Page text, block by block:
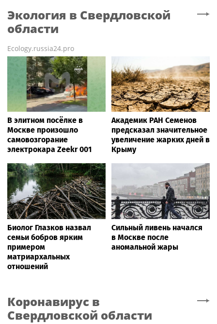
Экология в Свердловской
области
Ecology.russia24.pro
В элитном посёлке в
Москве произошло
самовозгорание
электрокара Zeekr 001
Академик РАН Семенов
предсказал значительное
увеличение жарких дней в
Крыму
Биолог Глазков назвал
семьи бобров ярким
примером
матриархальных
отношений
Сильный ливень начался
в Москве после
аномальной жары
Коронавирус в
Свердловской области